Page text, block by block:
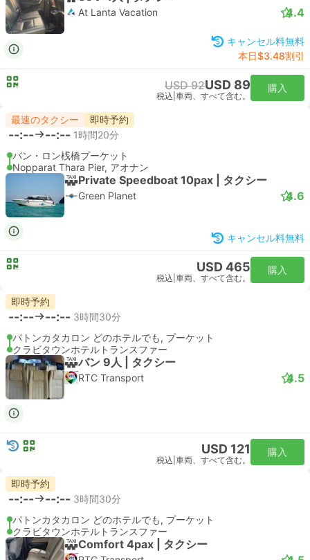
At Lanta Vacation 4.4
キャンセル料無料
本日$3.48割引
USD 92USD 89
税込 車両、すべて含む。
購入
最速のタクシー 即時予約
--:-- --:-- 1時間20分
バン・ロン桟橋プーケット
Nopparat Thara Pier, アオナン
Private Speedboat 10pax | タクシー
Green Planet 4.6
キャンセル料無料
USD 465
税込 車両、すべて含む。
購入
即時予約
--:-- --:-- 3時間30分
パトンカタカロン どのホテルでも, プーケット
クラビタウンホテルトランスファー
バン 9人 | タクシー
RTC Transport 4.5
USD 121
税込 車両、すべて含む。
購入
即時予約
--:-- --:-- 3時間30分
パトンカタカロン どのホテルでも, プーケット
クラビタウンホテルトランスファー
Comfort 4pax | タクシー